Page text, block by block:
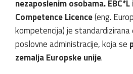
nezaposlenim osobama.
Competence Licence(eng.
kompetencija) je
poslovne administracije, koja se
zemalja Europske unije.